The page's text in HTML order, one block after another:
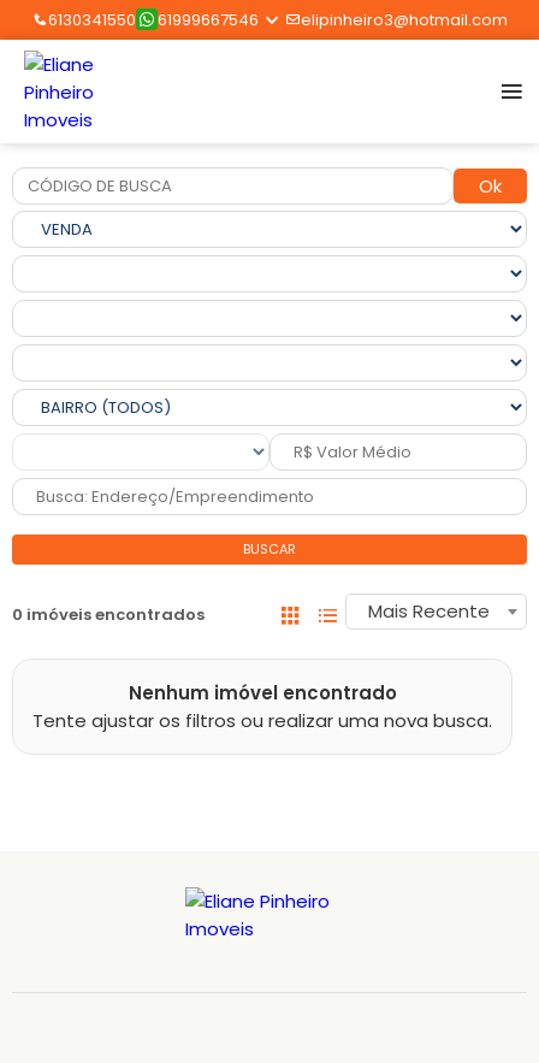
6130341550 61999667546 elipinheiro3@hotmail.com
Ok
BUSCAR
0 imóveis encontrados Mais Recente
Nenhum imóvel encontrado
Tente ajustar os filtros ou realizar uma nova busca.